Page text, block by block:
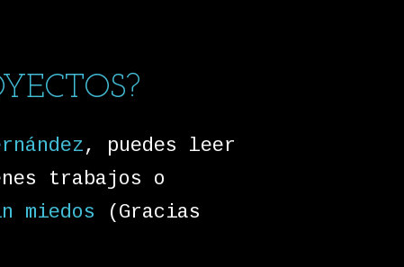
, puedes leer
trabajos o
miedos (Gracias